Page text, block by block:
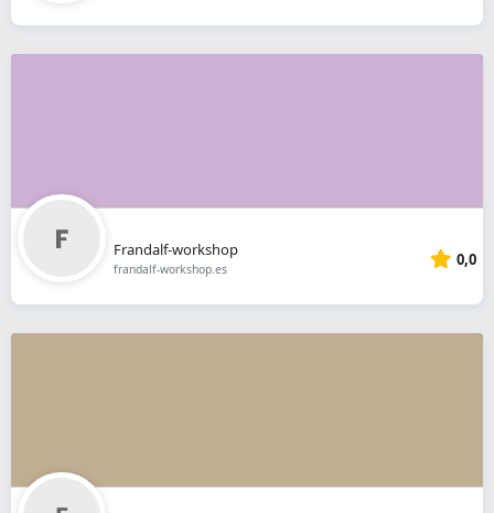
Frandalf-workshop
frandalf-workshop.es 0,0